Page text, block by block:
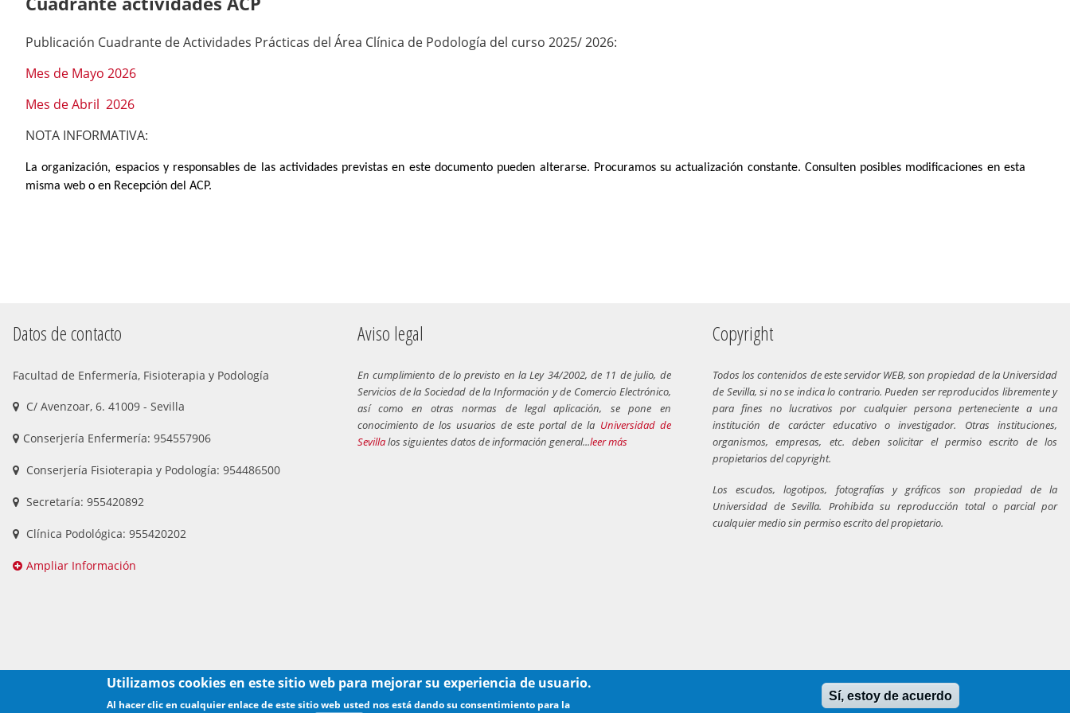
Publicación Cuadrante de Actividades Prácticas del Área Clínica de Podología del curso 2025/ 2026:
Mes de Mayo 2026
Mes de Abril 2026
NOTA INFORMATIVA:
La organización, espacios y responsables de las actividades previstas en este documento pueden alterarse. Procuramos su actualización constante. Consulten posibles modificaciones en esta
misma web o en Recepción del ACP.
Datos de contacto
Facultad de Enfermería, Fisioterapia y Podología
C/ Avenzoar, 6. 41009 - Sevilla
Conserjería Enfermería: 954557906
Conserjería Fisioterapia y Podología: 954486500
Secretaría: 955420892
Clínica Podológica: 955420202
Ampliar Información
Aviso legal
En cumplimiento de lo previsto en la Ley 34/2002, de 11 de julio, de
Servicios de la Sociedad de la Información y de Comercio Electrónico,
así como en otras normas de legal aplicación, se pone en
conocimiento de los usuarios de este portal de la Universidad de
Sevillalos siguientes datos de información general...leer más
Copyright
Todos los contenidos de este servidor WEB, son propiedad de la Universidad
de Sevilla, si no se indica lo contrario. Pueden ser reproducidos libremente y
para fines no lucrativos por cualquier persona perteneciente a una
institución de carácter educativo o investigador. Otras instituciones,
organismos, empresas, etc. deben solicitar el permiso escrito de los
propietarios del copyright.
Los escudos, logotipos, fotografías y gráficos son propiedad de la
Universidad de Sevilla. Prohibida su reproducción total o parcial por
cualquier medio sin permiso escrito del propietario.
Utilizamos cookies en este sitio web para mejorar su experiencia de usuario.
Al hacer clic en cualquier enlace de este sitio web usted nos está dando su consentimiento para la
Sí, estoy de acuerdo